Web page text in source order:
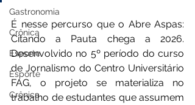
Gastronomia
Crônica
Esporte
Esporte
Crônica
É nesse percurso que o Abre Aspas:
Citando a Pauta chega a 2026.
Desenvolvido no 5º período do curso
de Jornalismo do Centro Universitário
FAG, o projeto se materializa no
trabalho de estudantes que assumem